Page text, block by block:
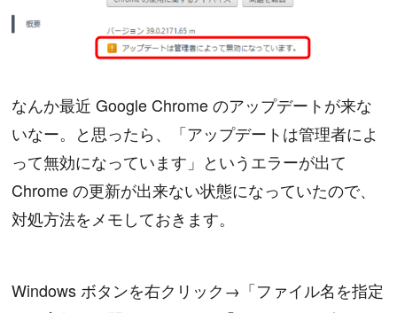
なんか最近 Google Chrome のアップデートが来な
いなー。と思ったら、「アップデートは管理者によ
って無効になっています」というエラーが出て
Chrome の更新が出来ない状態になっていたので、
対処方法をメモしておきます。
Windows ボタンを右クリック→「ファイル名を指定